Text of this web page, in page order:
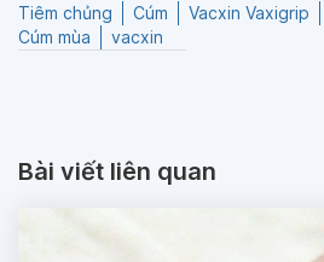
Tiêm chủng Cúm Vacxin Vaxigrip
Cúm mùa
vacxin
Bài viết liên quan